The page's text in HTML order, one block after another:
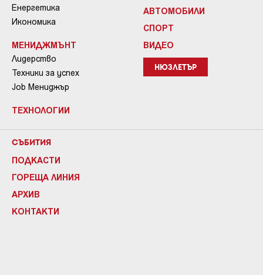
Енергетика
Икономика
МЕНИДЖМЪНТ
Лидерство
Техники за успех
Job Мениджър
ТЕХНОЛОГИИ
АВТОМОБИЛИ
СПОРТ
ВИДЕО
НЮЗЛЕТЪР
СЪБИТИЯ
ПОДКАСТИ
ГОРЕЩА ЛИНИЯ
АРХИВ
КОНТАКТИ